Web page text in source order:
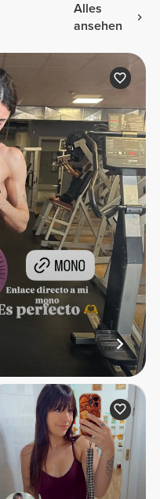
Alles
ansehen